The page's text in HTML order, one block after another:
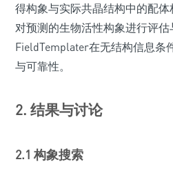
得构象与实际共晶结构中的配
对预测的生物活性构象进行评
FieldTemplater在无结构信息条
与可靠性。
2. 结果与讨论
2.1 构象搜索